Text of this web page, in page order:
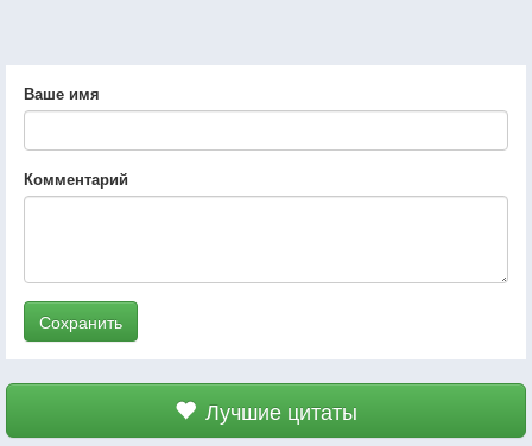
Ваше имя
Комментарий
Сохранить
Лучшие цитаты